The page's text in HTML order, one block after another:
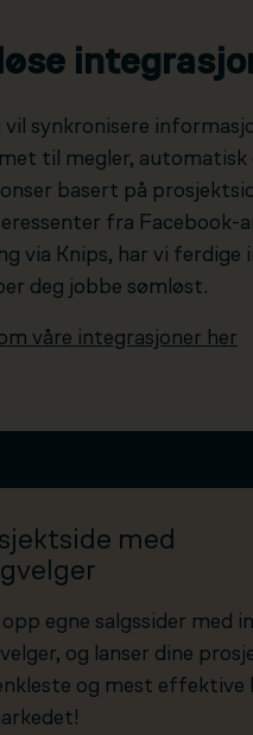
vil synkronisere
til megler, automatisk
basert på
fra Facebook-
via Knips, har vi ferdige
deg jobbe sømløst.
våre integrasjoner her
med
egne salgssider med
og lanser dine
og mest effektive